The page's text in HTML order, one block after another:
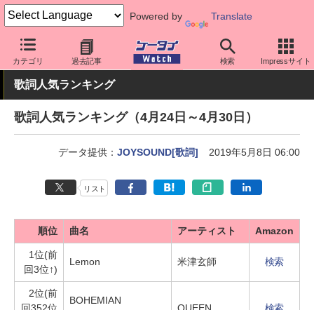
Powered by Translate
カテゴリ 過去記事 検索 Impressサイト
ケータイ Watch 業界動向 調査
歌詞人気ランキング
歌詞人気ランキング（4月24日～4月30日）
データ提供：JOYSOUND[歌詞] 2019年5月8日 06:00
リスト
順位 曲名 アーティスト Amazon
1位(前
回3位↑)
Lemon 米津玄師 検索
2位(前
BOHEMIAN